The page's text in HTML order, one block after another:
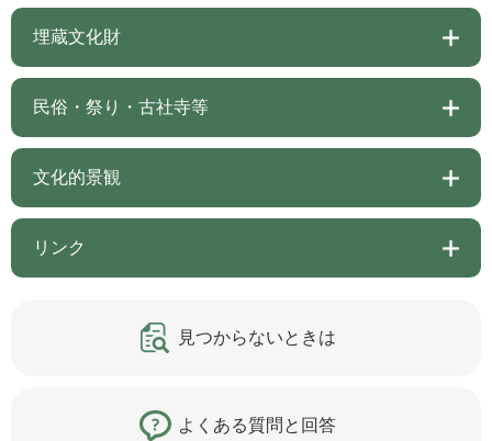
埋蔵文化財
民俗・祭り・古社寺等
文化的景観
リンク
見つからないときは
よくある質問と回答